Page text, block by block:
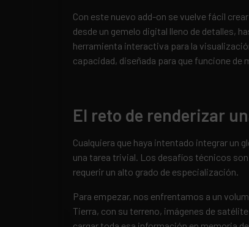
Con este nuevo add-on se vuelve fácil
desde un gemelo digital lleno de detalles,
herramienta interactiva para la
capacidad, diseñada para que funcione de
El reto de renderizar
Cualquiera que haya intentado integrar un
una tarea trivial. Los desafíos técnicos
requerir un alto grado de especialización.
Para empezar, nos enfrentamos a un
Tierra, con su terreno, imágenes de